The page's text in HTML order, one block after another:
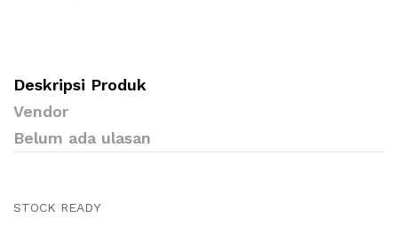
Deskripsi Produk
Vendor
Belum ada ulasan
STOCK READY